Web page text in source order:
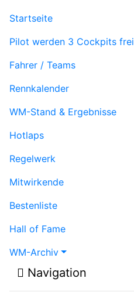
Startseite
Pilot werden 3 Cockpits frei
Fahrer / Teams
Rennkalender
WM-Stand & Ergebnisse
Hotlaps
Regelwerk
Mitwirkende
Bestenliste
Hall of Fame
WM-Archiv
Navigation